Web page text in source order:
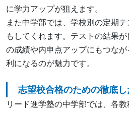
に学力アップが狙えます。
また中学部では、学校別の定期
もしてくれます。テストの結果
の成績や内申点アップにもつな
利になるのが魅力です。
志望校合格のための徹底
リード進学塾の中学部では、各